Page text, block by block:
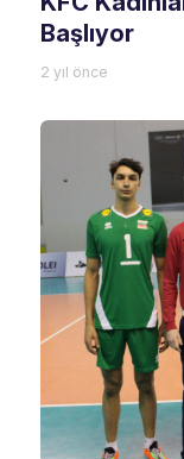
Başlıyor
2 yıl önce